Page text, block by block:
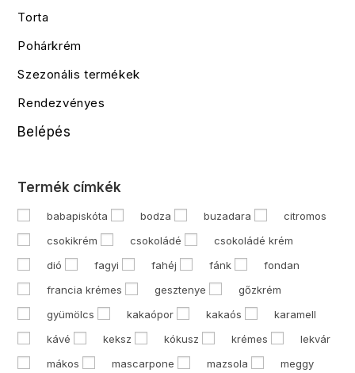
Torta
Pohárkrém
Szezonális termékek
Rendezvényes
Belépés
Termék címkék
babapiskóta bodza buzadara
citromos
csokikrém
csokoládé
csokoládé krém
dió
fagyi fahéj fánk
fondan
francia krémes
gesztenye
gőzkrém
gyümölcs
kakaópor kakaós
karamell
kávé
keksz kókusz krémes
lekvár
mákos
mascarpone mazsola
meggy